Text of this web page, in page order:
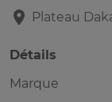
Plateau
Détails
Marque